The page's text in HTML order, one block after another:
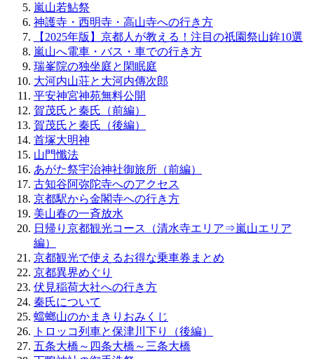
嵐山若鮎祭
神護寺・西明寺・高山寺への行き方
【2025年版】京都人が教える！注目の祇園祭山鉾10選
嵐山へ電車・バス・車での行き方
瑞峯院の独坐庭と閑眠庭
大河内山荘と大河内傳次郎
平安神宮神苑無料公開
賀茂氏と秦氏（前編）
賀茂氏と秦氏（後編）
首塚大明神
山門懺法
あがた祭宇治神社御旅所（前編）
古知谷阿弥陀寺へのアクセス
京都駅から金閣寺への行き方
美山春の一斉放水
日帰り京都観光コース（清水寺エリア⇒嵐山エリア
編）
京都観光で使えるお得な乗車券まとめ
京都異界めぐり
伏見稲荷大社への行き方
秦氏について
蟷螂山のかまきりおみくじ
トロッコ列車と保津川下り（後編）
五条大橋～四条大橋～三条大橋